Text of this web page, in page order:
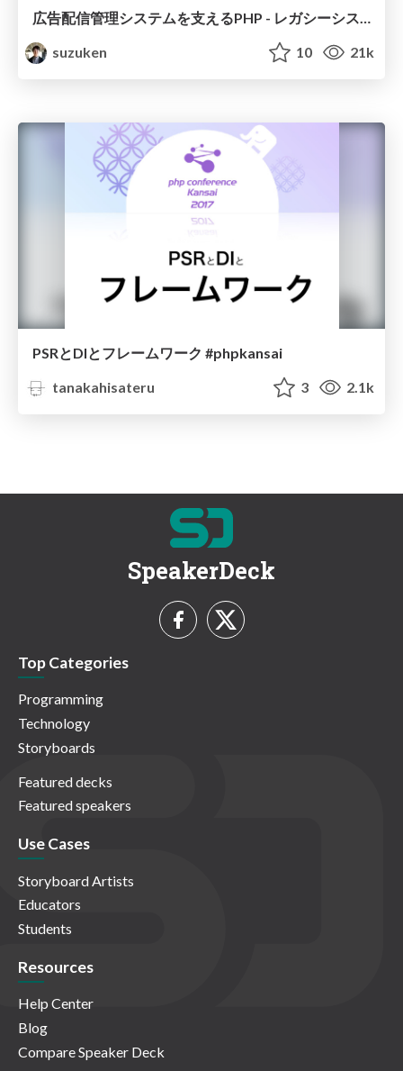
suzuken
10 21k
PSRとDIとフレームワーク #phpkansai
tanakahisateru
3 2.1k
SpeakerDeck
Top Categories
Programming
Technology
Storyboards
Featured decks
Featured speakers
Use Cases
Storyboard Artists
Educators
Students
Resources
Help Center
Blog
Compare Speaker Deck